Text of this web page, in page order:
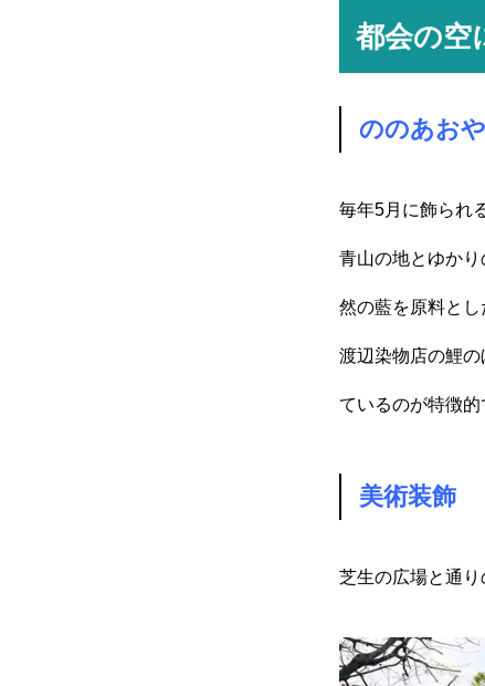
都会の空
ののあお
毎年5月に飾られ
青山の地とゆか
然の藍を原料とし
渡辺染物店の鯉
ているのが特徴的
美術装飾
芝生の広場と通り